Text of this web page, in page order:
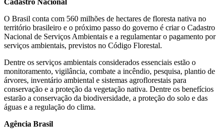
Cadastro Nacional
O Brasil conta com 560 milhões de hectares de floresta nativa no
território brasileiro e o próximo passo do governo é criar o Cadastro
Nacional de Serviços Ambientais e a regulamentar o pagamento por
serviços ambientais, previstos no Código Florestal.
Dentre os serviços ambientais considerados essenciais estão o
monitoramento, vigilância, combate a incêndio, pesquisa, plantio de
árvores, inventário ambiental e sistemas agroflorestais para
conservação e a proteção da vegetação nativa. Dentre os benefícios
estarão a conservação da biodiversidade, a proteção do solo e das
águas e a regulação do clima.
Agência Brasil